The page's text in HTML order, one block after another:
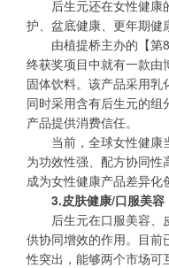
后生元还在女性健
护、盆底健康、更年期健
由植提桥主办的【第
终获奖项目中就有一款
固体饮料。该产品采用乳
同时采用含有后生元的
产品提供消费信任。
当前，全球女性健康
为功效性强、配方协同
成为女性健康产品差异化
3.皮肤健康/口服美容
后生元在口服美容
供协同增效的作用。目前
性突出，能够两个市场可